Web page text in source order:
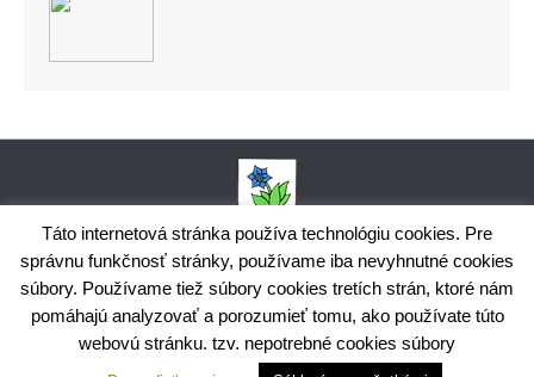
Obecný úrad Bodiná, č. 102, 018 15 Prečín,
+421424398035,www.bodina.eu
IČO: 00 692 522, Prima banka Slovensko, a.s., IBAN: SK25 5600 0000
0029 9178 8001
Ochrana osobných údajov
Táto internetová stránka používa technológiu cookies. Pre
správnu funkčnosť stránky, používame iba nevyhnutné cookies
súbory. Používame tiež súbory cookies tretích strán, ktoré nám
pomáhajú analyzovať a porozumieť tomu, ako používate túto
webovú stránku. tzv. nepotrebné cookies súbory